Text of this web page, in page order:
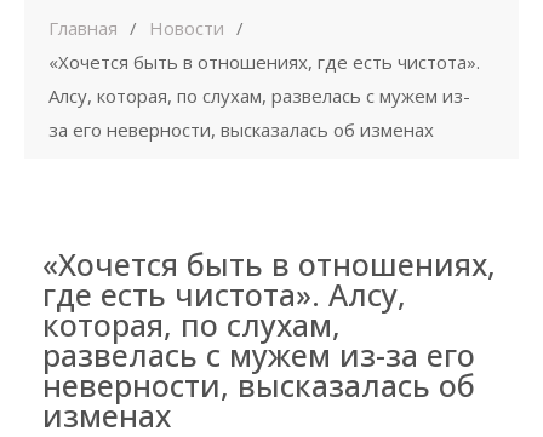
Главная
Новости
«Хочется быть в отношениях, где есть чистота».
Алсу, которая, по слухам, развелась с мужем из-
за его неверности, высказалась об изменах
«Хочется быть в отношениях,
где есть чистота». Алсу,
которая, по слухам,
развелась с мужем из-за его
неверности, высказалась об
изменах